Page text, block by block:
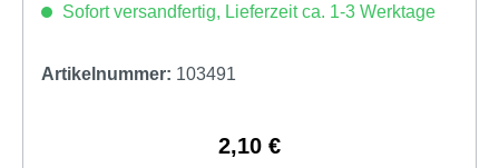
Sofort versandfertig, Lieferzeit ca. 1-3 Werktage
Artikelnummer: 103491
Regulärer Preis:
2,10 €